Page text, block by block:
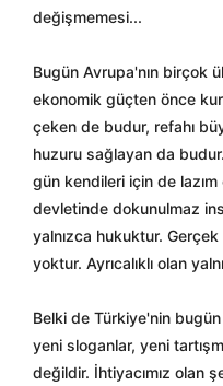
değişmemesi...
Bugün Avrupa'nın birçok
ekonomik güçten önce
çeken de budur, refahı
huzuru sağlayan da
gün kendileri için de
devletinde dokunulmaz
yalnızca hukuktur. Gerçek
yoktur. Ayrıcalıklı olan
Belki de Türkiye'nin
yeni sloganlar, yeni
değildir. İhtiyacımız olan